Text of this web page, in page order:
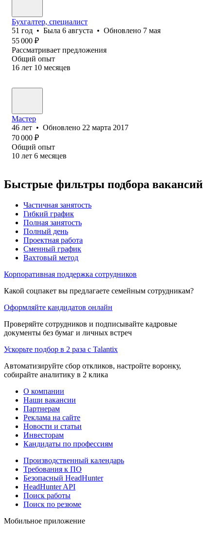
Бухгалтер, специалист
51 год • Была 6 августа • Обновлено 7 мая
55 000 ₽
Рассматривает предложения
Общий опыт
16 лет 10 месяцев
Мастер
46 лет • Обновлено 22 марта 2017
70 000 ₽
Общий опыт
10 лет 6 месяцев
Быстрые фильтры подбора вакансий
Частичная занятость
Гибкий график
Полная занятость
Полный день
Проектная работа
Сменный график
Вахтовый метод
Корпоративная поддержка сотрудников
Какой соцпакет вы предлагаете семейным сотрудникам?
Оформляйте кандидатов онлайн
Проверяйте сотрудников и подписывайте кадровые
документы без бумаг и личных встреч
Ускорьте подбор в 2 раза с Talantix
Автоматизируйте сбор откликов, настройте воронку,
собирайте аналитику в 2 клика
О компании
Наши вакансии
Партнерам
Реклама на сайте
Новости и статьи
Инвесторам
Кандидаты по профессиям
Производственный календарь
Требования к ПО
Безопасный HeadHunter
HeadHunter API
Поиск работы
Поиск по резюме
Мобильное приложение